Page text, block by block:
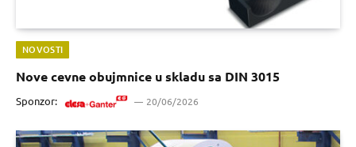
NOVOSTI
Nove cevne obujmnice u skladu sa DIN 3015
Sponzor: 20/06/2026